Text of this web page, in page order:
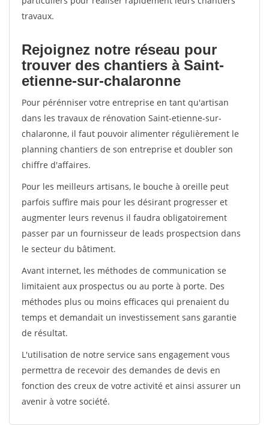
travaux.
Rejoignez notre réseau pour
trouver des chantiers à Saint-
etienne-sur-chalaronne
Pour pérénniser votre entreprise en tant qu'artisan
dans les travaux de rénovation Saint-etienne-sur-
chalaronne, il faut pouvoir alimenter régulièrement le
planning chantiers de son entreprise et doubler son
chiffre d'affaires.
Pour les meilleurs artisans, le bouche à oreille peut
parfois suffire mais pour les désirant progresser et
augmenter leurs revenus il faudra obligatoirement
passer par un fournisseur de leads prospectsion dans
le secteur du bâtiment.
Avant internet, les méthodes de communication se
limitaient aux prospectus ou au porte à porte. Des
méthodes plus ou moins efficaces qui prenaient du
temps et demandait un investissement sans garantie
de résultat.
L'utilisation de notre service sans engagement vous
permettra de recevoir des demandes de devis en
fonction des creux de votre activité et ainsi assurer un
avenir à votre société.